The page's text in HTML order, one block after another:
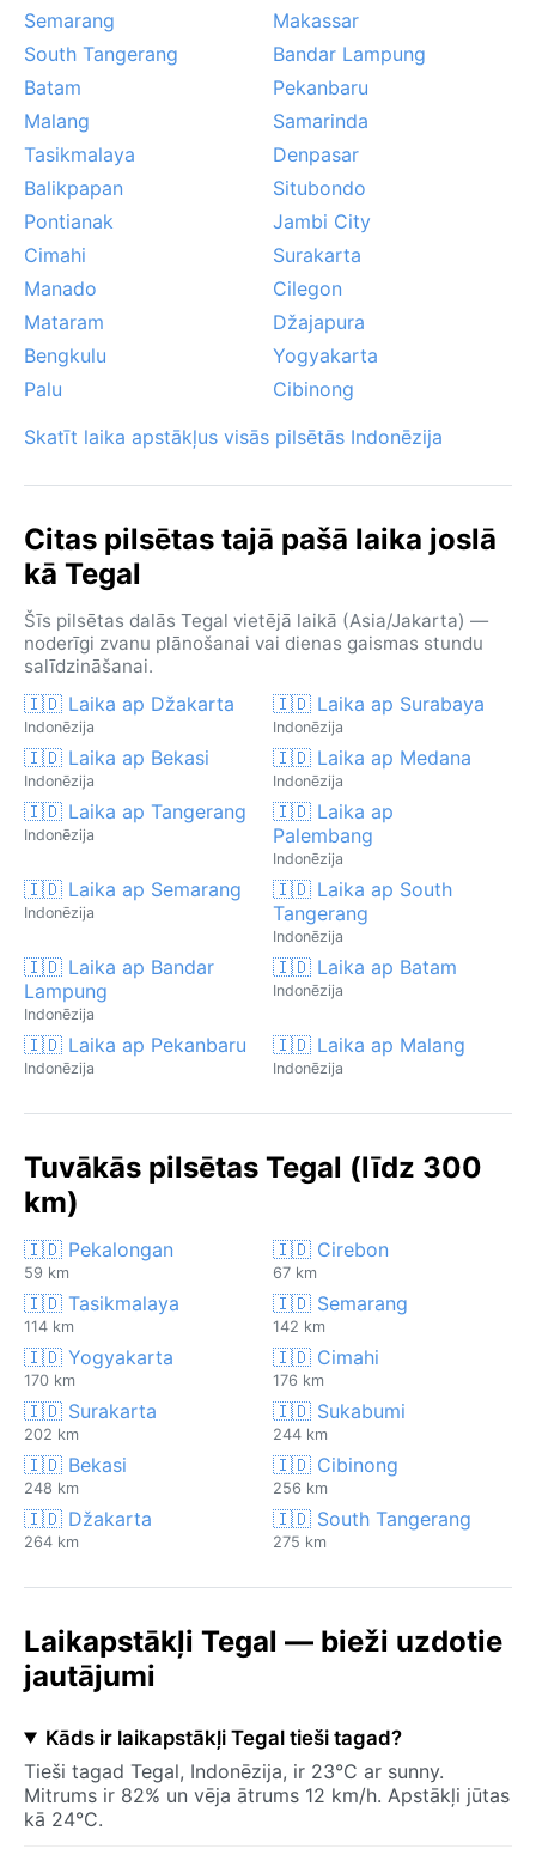
Semarang
Makassar
South Tangerang
Bandar Lampung
Batam
Pekanbaru
Malang
Samarinda
Tasikmalaya
Denpasar
Balikpapan
Situbondo
Pontianak
Jambi City
Cimahi
Surakarta
Manado
Cilegon
Mataram
Džajapura
Bengkulu
Yogyakarta
Palu
Cibinong
Skatīt laika apstākļus visās pilsētās Indonēzija
Citas pilsētas tajā pašā laika joslā
kā Tegal
Šīs pilsētas dalās Tegal vietējā laikā (Asia/Jakarta) —
noderīgi zvanu plānošanai vai dienas gaismas stundu
salīdzināšanai.
🇮🇩 Laika ap Džakarta
Indonēzija
🇮🇩 Laika ap Surabaya
Indonēzija
🇮🇩 Laika ap Bekasi
Indonēzija
🇮🇩 Laika ap Medana
Indonēzija
🇮🇩 Laika ap Tangerang
Indonēzija
🇮🇩 Laika ap
Palembang
Indonēzija
🇮🇩 Laika ap Semarang
Indonēzija
🇮🇩 Laika ap South
Tangerang
Indonēzija
🇮🇩 Laika ap Bandar
Lampung
Indonēzija
🇮🇩 Laika ap Batam
Indonēzija
🇮🇩 Laika ap Pekanbaru
Indonēzija
🇮🇩 Laika ap Malang
Indonēzija
Tuvākās pilsētas Tegal (līdz 300
km)
🇮🇩 Pekalongan
59 km
🇮🇩 Cirebon
67 km
🇮🇩 Tasikmalaya
114 km
🇮🇩 Semarang
142 km
🇮🇩 Yogyakarta
170 km
🇮🇩 Cimahi
176 km
🇮🇩 Surakarta
202 km
🇮🇩 Sukabumi
244 km
🇮🇩 Bekasi
248 km
🇮🇩 Cibinong
256 km
🇮🇩 Džakarta
264 km
🇮🇩 South Tangerang
275 km
Laikapstākļi Tegal — bieži uzdotie
jautājumi
Kāds ir laikapstākļi Tegal tieši tagad?
Tieši tagad Tegal, Indonēzija, ir 23°C ar sunny.
Mitrums ir 82% un vēja ātrums 12 km/h. Apstākļi jūtas
kā 24°C.